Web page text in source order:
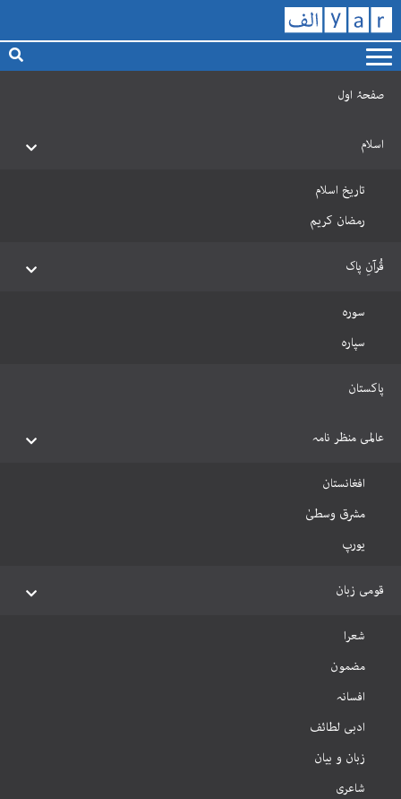
صفحۂ اول
اسلام
تاریخ اسلام
رمضان کریم
قُرآنِ پاک
سورہ
سپارہ
پاکستان
عالمی منظر نامہ
افغانستان
مشرق وسطیٰ
یورپ
قومی زبان
شعرا
مضمون
افسانہ
ادبی لطائف
زبان و بیان
شاعری